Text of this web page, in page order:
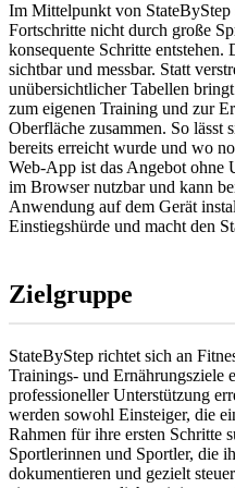
Im Mittelpunkt von StateByStep
Fortschritte nicht durch große
konsequente Schritte
sichtbar und messbar. Statt
unübersichtlicher Tabellen
zum eigenen Training und zur
Oberfläche zusammen. So lässt
bereits erreicht wurde und wo
Web-App ist das Angebot ohne
im Browser nutzbar und kann
Anwendung auf dem Gerät
Einstiegshürde und macht den
Zielgruppe
StateByStep richtet sich an
Trainings- und Ernährungsziele
professioneller Unterstützung
werden sowohl Einsteiger, die
Rahmen für ihre ersten Schritte
Sportlerinnen und Sportler, die
dokumentieren und gezielt